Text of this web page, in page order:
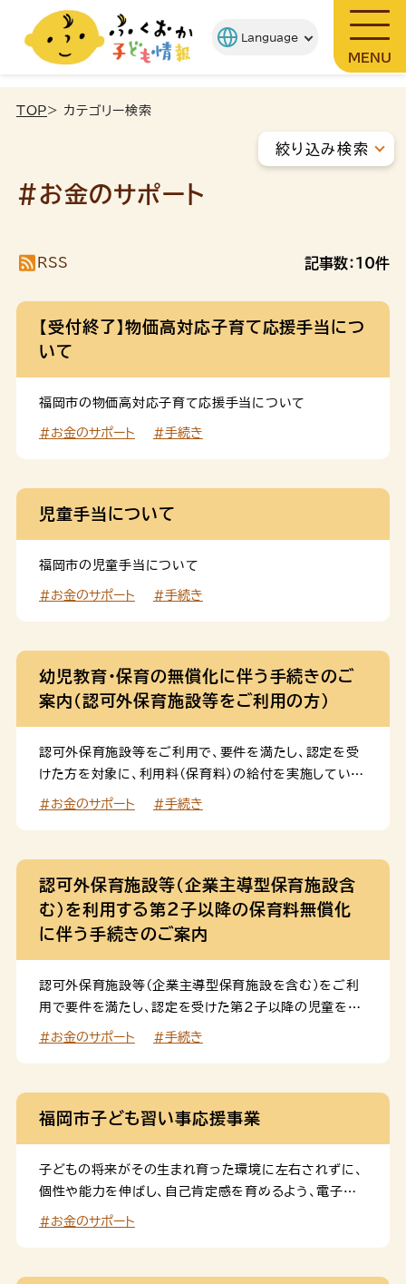
MENU
TOP> カテゴリー検索
絞り込み検索
#お金のサポート
RSS 記事数：10件
【受付終了】物価高対応子育て応援手当につ
いて
福岡市の物価高対応子育て応援手当について
#お金のサポート #手続き
児童手当について
福岡市の児童手当について
#お金のサポート #手続き
幼児教育・保育の無償化に伴う手続きのご
案内（認可外保育施設等をご利用の方）
認可外保育施設等をご利用で、要件を満たし、認定を受
けた方を対象に、利用料（保育料）の給付を実施していま
す。
#お金のサポート #手続き
認可外保育施設等（企業主導型保育施設含
む）を利用する第２子以降の保育料無償化
に伴う手続きのご案内
認可外保育施設等（企業主導型保育施設を含む）をご利
用で要件を満たし、認定を受けた第２子以降の児童を対
象に、利用料の助成を実施しています。
#お金のサポート #手続き
福岡市子ども習い事応援事業
子どもの将来がその生まれ育った環境に左右されずに、
個性や能力を伸ばし、自己肯定感を育めるよう、電子クー
ポンを交付し、文化・スポーツ教室、学習塾等の習い事に
#お金のサポート